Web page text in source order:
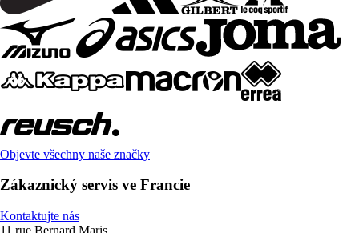
Objevte všechny naše značky
Zákaznický servis ve Francie
Kontaktujte nás
11 rue Bernard Maris